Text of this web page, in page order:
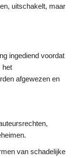
uitschakelt, maar
ingediend voordat
het
afgewezen en
van schadelijke